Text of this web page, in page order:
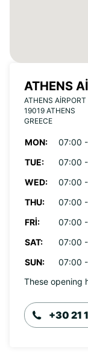
ATHENS
ATHENS AIRPORT
19019 ATHENS
GREECE
MON:
07:00
TUE:
07:00
WED:
07:00
THU:
07:00
FRI:
07:00
SAT:
07:00
SUN:
07:00
These opening
+30 21